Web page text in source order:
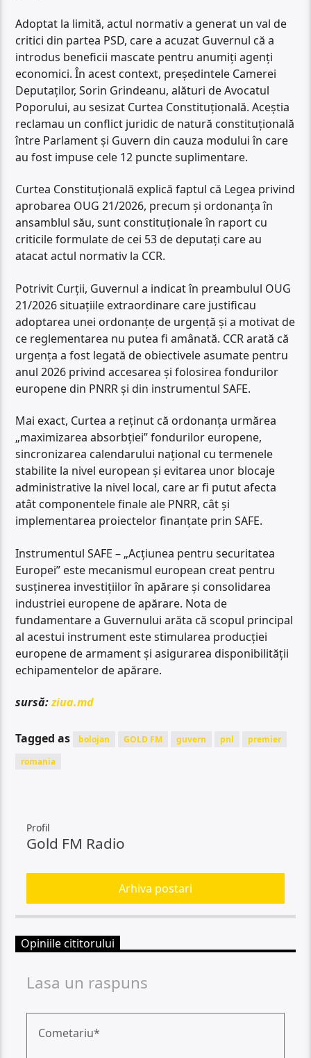
Adoptat la limită, actul normativ a generat un val de
critici din partea PSD, care a acuzat Guvernul că a
introdus beneficii mascate pentru anumiți agenți
economici. În acest context, președintele Camerei
Deputaților, Sorin Grindeanu, alături de Avocatul
Poporului, au sesizat Curtea Constituțională. Aceștia
reclamau un conflict juridic de natură constituțională
între Parlament și Guvern din cauza modului în care
au fost impuse cele 12 puncte suplimentare.
Curtea Constituțională explică faptul că Legea privind
aprobarea OUG 21/2026, precum și ordonanța în
ansamblul său, sunt constituționale în raport cu
criticile formulate de cei 53 de deputați care au
atacat actul normativ la CCR.
Potrivit Curții, Guvernul a indicat în preambulul OUG
21/2026 situațiile extraordinare care justificau
adoptarea unei ordonanțe de urgență și a motivat de
ce reglementarea nu putea fi amânată. CCR arată că
urgența a fost legată de obiectivele asumate pentru
anul 2026 privind accesarea și folosirea fondurilor
europene din PNRR și din instrumentul SAFE.
Mai exact, Curtea a reținut că ordonanța urmărea
„maximizarea absorbției” fondurilor europene,
sincronizarea calendarului național cu termenele
stabilite la nivel european și evitarea unor blocaje
administrative la nivel local, care ar fi putut afecta
atât componentele finale ale PNRR, cât și
implementarea proiectelor finanțate prin SAFE.
Instrumentul SAFE – „Acțiunea pentru securitatea
Europei” este mecanismul european creat pentru
susținerea investițiilor în apărare și consolidarea
industriei europene de apărare. Nota de
fundamentare a Guvernului arăta că scopul principal
al acestui instrument este stimularea producției
europene de armament și asigurarea disponibilității
echipamentelor de apărare.
sursă:ziua.md
Tagged as bolojan GOLD FM guvern pnl
premier
romania
Profil
Gold FM Radio
Arhiva postari
Opiniile cititorului
Lasa un raspuns